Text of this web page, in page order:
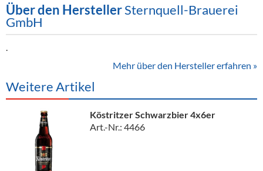
Über den HerstellerSternquell-Brauerei
GmbH
Mehr über den Hersteller erfahren »
Weitere Artikel
Köstritzer Schwarzbier 4x6er
Art.-Nr.: 4466